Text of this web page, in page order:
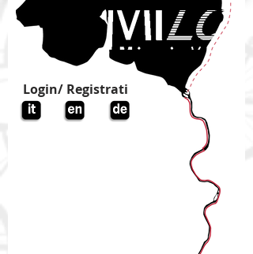
Login/ Registrati